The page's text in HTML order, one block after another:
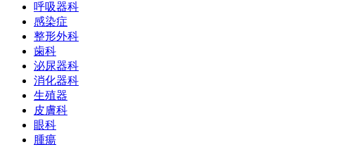
呼吸器科
感染症
整形外科
歯科
泌尿器科
消化器科
生殖器
皮膚科
眼科
腫瘍